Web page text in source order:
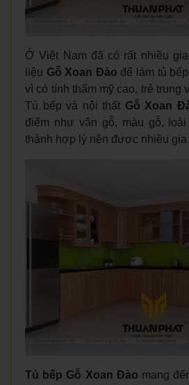
Ở Việt Nam đã có rất nhiều
liệu Gỗ Xoan Đào để làm tủ
vì có tính thẩm mỹ cao, trẻ trung
Tủ bếp và nội thất Gỗ Xoan
điểm như vân gỗ, màu gỗ,
thành hợp lý nên được nhiều
Tủ bếp Gỗ Xoan Đào mang